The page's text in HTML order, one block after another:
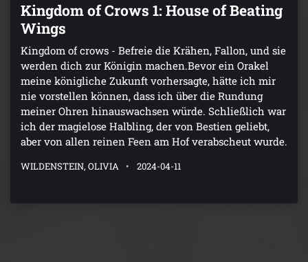
Kingdom of Crows 1: House of Beating
Wings
Kingdom of crows - Befreie die Krähen, Fallon, und sie
werden dich zur Königin machen.Bevor ein Orakel
meine königliche Zukunft vorhersagte, hätte ich mir
nie vorstellen können, dass ich über die Rundung
meiner Ohren hinauswachsen würde. Schließlich war
ich der magielose Halbling, der von Bestien geliebt,
aber von allen reinen Feen am Hof verabscheut wurde.
WILDENSTEIN, OLIVIA 2024-04-11